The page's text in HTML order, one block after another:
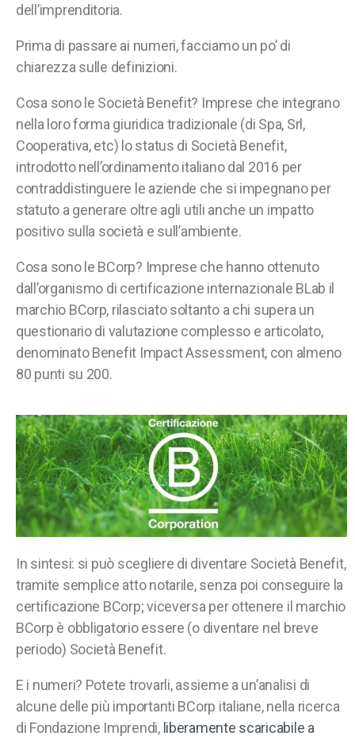
dell’imprenditoria.
Prima di passare ai numeri, facciamo un po’ di
chiarezza sulle definizioni.
Cosa sono le Società Benefit? Imprese che integrano
nella loro forma giuridica tradizionale (di Spa, Srl,
Cooperativa, etc) lo status di Società Benefit,
introdotto nell’ordinamento italiano dal 2016 per
contraddistinguere le aziende che si impegnano per
statuto a generare oltre agli utili anche un impatto
positivo sulla società e sull’ambiente.
Cosa sono le BCorp? Imprese che hanno ottenuto
dall’organismo di certificazione internazionale BLab il
marchio BCorp, rilasciato soltanto a chi supera un
questionario di valutazione complesso e articolato,
denominato Benefit Impact Assessment, con almeno
80 punti su 200.
In sintesi: si può scegliere di diventare Società Benefit,
tramite semplice atto notarile, senza poi conseguire la
certificazione BCorp; viceversa per ottenere il marchio
BCorp è obbligatorio essere (o diventare nel breve
periodo) Società Benefit.
E i numeri? Potete trovarli, assieme a un’analisi di
alcune delle più importanti BCorp italiane, nella ricerca
di Fondazione Imprendi, liberamente scaricabile a